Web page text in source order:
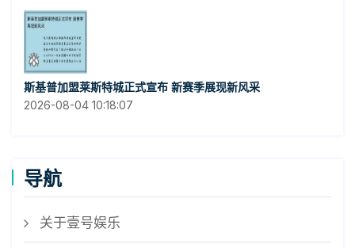
斯基普加盟莱斯特城正式宣布 新赛季展现新风采
2026-08-04 10:18:07
导航
关于壹号娱乐